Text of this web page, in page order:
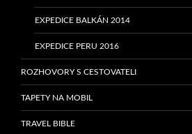
EXPEDICE BALKÁN 2014
EXPEDICE PERU 2016
ROZHOVORY S CESTOVATELI
TAPETY NA MOBIL
TRAVEL BIBLE